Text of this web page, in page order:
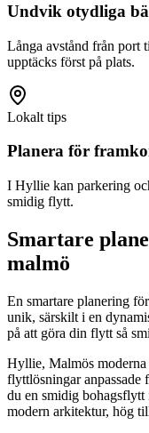
Undvik otydliga
Långa avstånd från port
upptäcks först på plats.
Lokalt tips
Planera för
I Hyllie kan parkering
smidig flytt.
Smartare
malmö
En smartare planering
unik, särskilt i en
på att göra din flytt så
Hyllie, Malmös moderna
flyttlösningar
du en smidig
modern arkitektur, hög